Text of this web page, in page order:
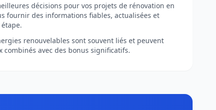
décisions pour vos projets de rénovation en
fournir des informations fiables, actualisées et
renouvelables sont souvent liés et peuvent
avec des bonus significatifs.